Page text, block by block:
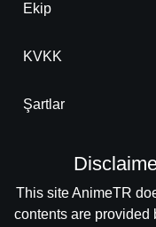
Ekip
KVKK
Şartlar
This site AnimeTR
contents are provided